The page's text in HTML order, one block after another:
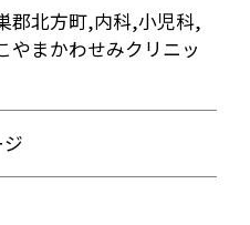
郡北方町,内科,小児科,
やまかわせみクリニッ